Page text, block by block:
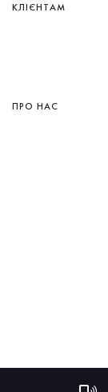
КЛІЄНТАМ
ПРО НАС